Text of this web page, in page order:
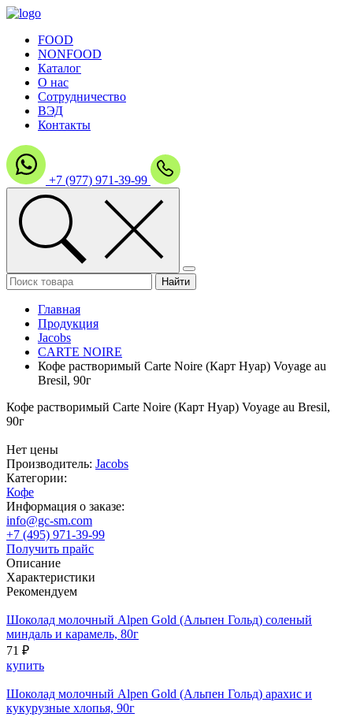
FOOD
NONFOOD
Каталог
О нас
Сотрудничество
ВЭД
Контакты
+7 (977) 971-39-99
Главная
Продукция
Jacobs
CARTE NOIRE
Кофе растворимый Carte Noire (Карт Нуар) Voyage au
Bresil, 90г
Кофе растворимый Carte Noire (Карт Нуар) Voyage au Bresil,
90г
Нет цены
Производитель: Jacobs
Категории:
Кофе
Информация о заказе:
info@gc-sm.com
+7 (495) 971-39-99
Получить прайс
Описание
Характеристики
Рекомендуем
Шоколад молочный Alpen Gold (Альпен Гольд) соленый
миндаль и карамель, 80г
71 ₽
купить
Шоколад молочный Alpen Gold (Альпен Гольд) арахис и
кукурузные хлопья, 90г